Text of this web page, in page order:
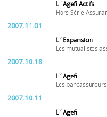
L´Agefi Actifs
Hors Série
2007.11.01
L´Expansion
Les mutualistes
2007.10.18
L´Agefi
Les
2007.10.11
L´Agefi